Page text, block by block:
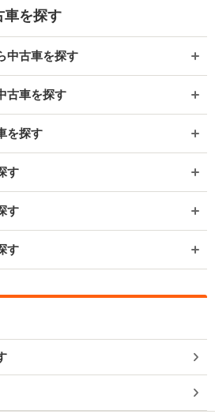
車を探す
中古車を探す
古車を探す
を探す
す
す
す